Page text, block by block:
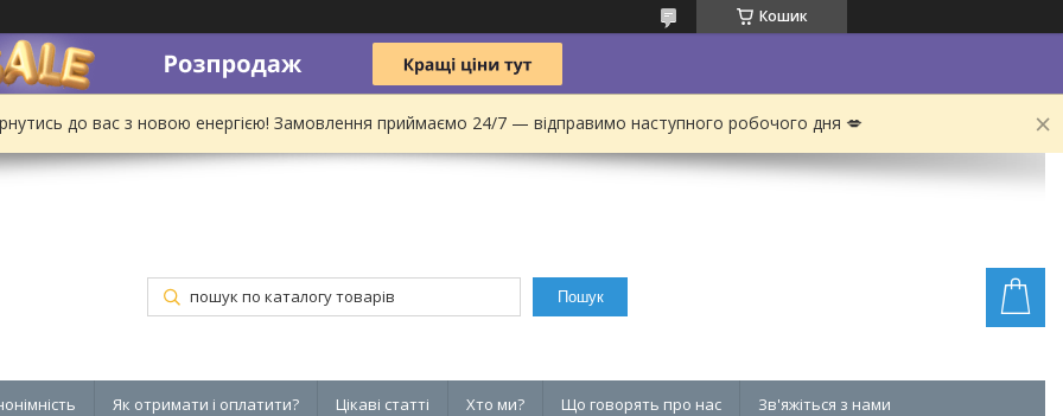
Кошик
до вас з новою енергією! Замовлення приймаємо 24/7 — відправимо наступного робочого дня 💋
Пошук
Як отримати і оплатити? Цікаві статті Хто ми? Що говорять про нас Зв'яжіться з нами